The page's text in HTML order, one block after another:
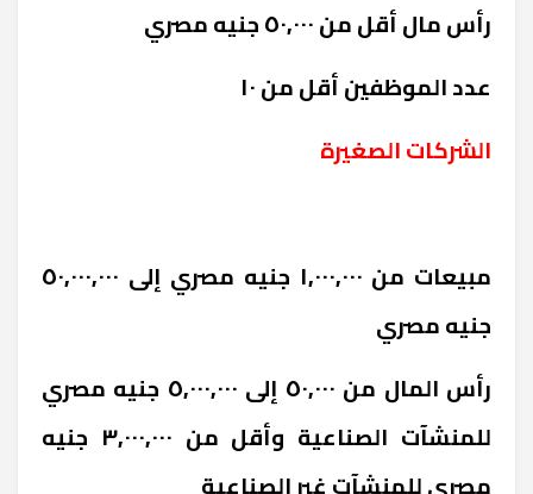
رأس مال أقل من ٥٠,٠٠٠ جنيه مصري
عدد الموظفين أقل من ١٠
الشركات الصغيرة
مبيعات من ١,٠٠٠,٠٠٠ جنيه مصري إلى ٥٠,٠٠٠,٠٠٠
جنيه مصري
رأس المال من ٥٠,٠٠٠ إلى ٥,٠٠٠,٠٠٠ جنيه مصري
للمنشآت الصناعية وأقل من ٣,٠٠٠,٠٠٠ جنيه
مصري للمنشآت غير الصناعية